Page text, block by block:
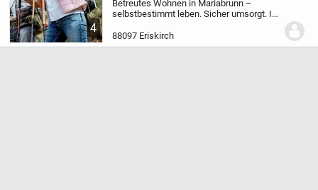
4
Betreutes Wohnen in Mariabrunn –
selbstbestimmt leben. Sicher umsorgt. In
entstehen zwei attraktive Wohnhäuser
mit insgesamt 17 modernen 2-Zimmer-
88097 Eriskirch